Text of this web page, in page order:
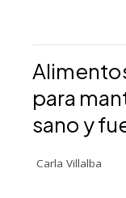
para
sano y
Carla Villalba